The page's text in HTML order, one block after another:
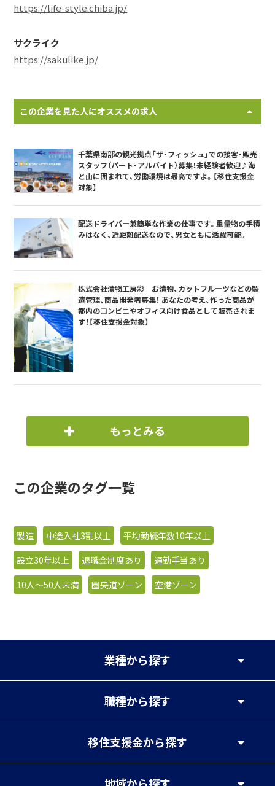
https://life-style.chiba.jp/
サクライク
https://sakulike.jp/
この企業を見た人にオススメの求人
千葉県南部の観光拠点「ザ・フィッシュ」での接客・販売
スタッフ（パート・アルバイト）募集！未経験者歓迎♪海
と山に囲まれて、労働環境は最高ですよ。【移住支援金
対象】
配送ドライバー兼簡単な作業の仕事です。重量物の手積
みはなく、近距離配送なので、男女ともに活躍可能。
株式会社漬物工房彩 お漬物、カットフルーツなどの製
造管理、商品開発者募集！ あなたの考え、作った商品が
都内のコンビニやオフィス向け食品として販売されま
す！【移住支援金対象】
もっとみる
この企業のタグ一覧
製造 中途入社3割以上
平均勤続年数10年以上
設立30年以上
退職金制度あり
通勤手当あり
10人〜50人未満
圏央道ゾーン 空港ゾーン
業種から探す
職種から探す
移住支援金から探す